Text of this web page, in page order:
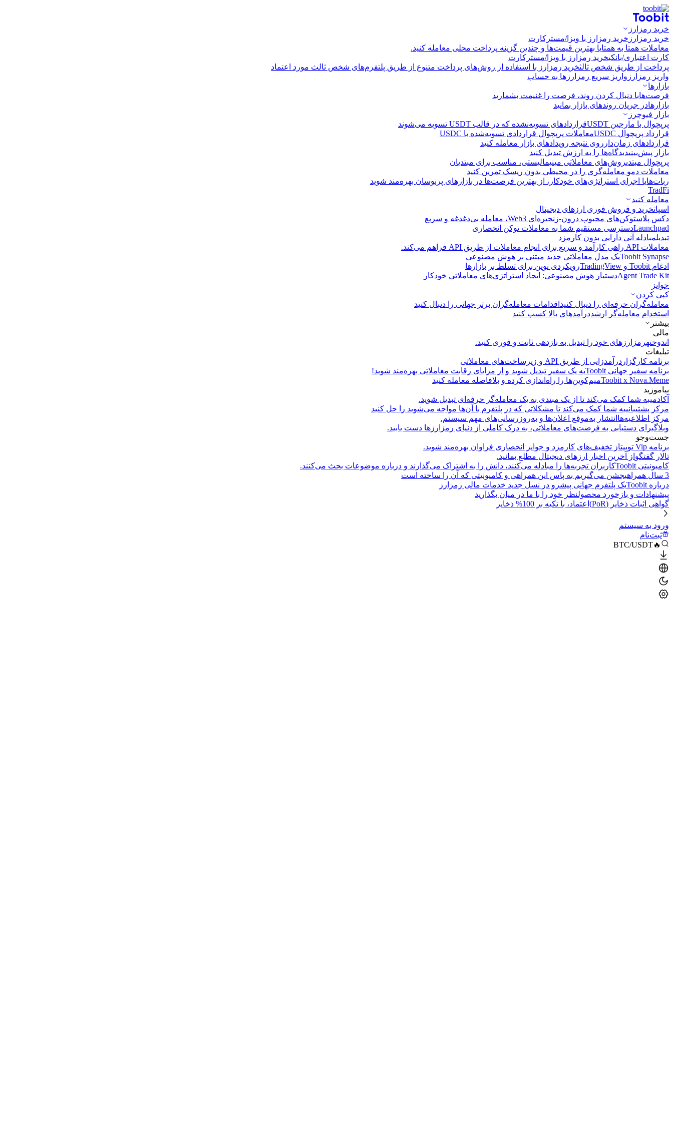
خرید رمزارز
خرید رمزارز خرید رمزارز با ویزا/مسترکارت
معاملات همتا به همتابا بهترین قیمت‌ها و چندین گزینه پرداخت محلی معامله کنید.
کارت اعتباری/بانکیخرید رمزارز با ویزا/مسترکارت
پرداخت از طریق شخص ثالثخرید رمزارز با استفاده از روش‌های پرداخت متنوع از طریق پلتفرم‌های شخص ثالث مورد اعتماد
واریز رمزارز واریز سریع رمزارزها به حساب
بازارها
فرصت‌هابا دنبال کردن روند، فرصت را غنیمت بشمارید
بازارهادر جریان روندهای بازار بمانید
بازار فیوچرز
پرپچوال با مارجین USDT
قراردادهای تسویه‌نشده که در قالب USDT تسویه می‌شوند
قرارداد پرپچوال USDC
معاملات پرپچوال قراردادی تسویه‌شده با USDC
قراردادهای زمان‌دار روی نتیجه رویدادهای بازار معامله کنید
بازار پیش‌بینیدیدگاه‌ها را به ارزش تبدیل کنید
پرپچوال مبتدیروش‌های معاملاتی مینیمالیستی، مناسب برای مبتدیان
معاملات دمو معامله‌گری را در محیطی بدون ریسک تمرین کنید
ربات‌هابا اجرای استراتژی‌های خودکار، از بهترین فرصت‌ها در بازارهای پرنوسان بهره‌مند شوید
TradFi
معامله کنید
اسپاتخرید و فروش فوری ارزهای دیجیتال
دکس پلاستوکن‌های محبوب درون-زنجیره‌ای Web3، معامله بی‌دغدغه و سریع
Launchpadدسترسی مستقیم شما به معاملات توکن انحصاری
تبدیلمبادله آنی دارایی بدون کارمزد
معاملات API
راهی کارآمد و سریع برای انجام معاملات از طریق API فراهم می‌کند.
Toobit Synapseیک مدل معاملاتی جدید مبتنی بر هوش مصنوعی
ادغام Toobit و TradingView
رویکردی نوین برای تسلط بر بازارها
Agent Trade Kitدستیار هوش مصنوعی: ایجاد استراتژی‌های معاملاتی خودکار
جوایز
کپی‌ کردن
معامله‌گران حرفه‌ای را دنبال کنید اقدامات معامله‌گران برتر جهانی را دنبال کنید
استخدام معامله‌گر ارشددرآمد‌های بالا کسب کنید
بیشتر
مالی
اندوختهرمزارزهای خود را تبدیل به بازدهی ثابت و فوری کنید.
تبلیغات
برنامه کارگزار درآمدزایی از طریق API و زیرساخت‌های معاملاتی
برنامه سفیر جهانی Toobit
به یک سفیر تبدیل شوید و از مزایای رقابت معاملاتی بهره‌مند شوید!
Toobit x Nova.Memeمیم‌کوین‌ها را راه‌اندازی کرده و بلافاصله معامله کنید
بیاموزید
آکادمیبه شما کمک می‌کند تا از یک مبتدی به یک معامله‌گر حرفه‌ای تبدیل شوید.
مرکز پشتیبانیبه شما کمک می‌کند تا مشکلاتی که در پلتفرم با آن‌ها مواجه می‌شوید را حل کنید
مرکز اطلاعیه‌ها انتشار به‌موقع اعلان‌ها و به‌روزرسانی‌های مهم سیستم.
وبلاگبرای دستیابی به فرصت‌های معاملاتی، به درک کاملی از دنیای رمزارزها دست یابید.
جست‌وجو
برنامه Vip توبیت
از تخفیف‌های کارمزد و جوایز انحصاری فراوان بهره‌مند شوید.
تالار گفتگو از آخرین اخبار ارزهای دیجیتال مطلع بمانید.
کامیونیتی Toobit
کاربران تجربه‌ها را مبادله می‌کنند، دانش را به اشتراک می‌گذارند و درباره موضوعات بحث می‌کنند.
3 سال همراهی
جشن می‌گیریم به پاس این همراهی و کامیونیتی که آن را ساخته است
درباره Toobit
یک پلتفرم جهانی پیشرو در نسل جدید خدمات مالی رمزارز
پیشنهادات و بازخورد محصولنظر خود را با ما در میان بگذارید
گواهی اثبات ذخایر (PoR)
اعتماد، با تکیه بر 100% ذخایر
ورود به سیستم
ثبت‌نام
🔥BTC/USDT